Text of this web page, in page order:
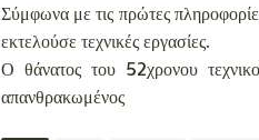
Σύμφωνα με τις πρώτες
εκτελούσε τεχνικές εργασίες.
Ο θάνατος του 52χρονου
απανθρακωμένος